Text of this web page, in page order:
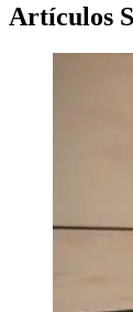
Artículos